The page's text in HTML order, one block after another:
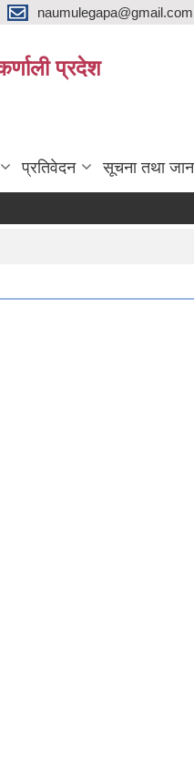
प्रदेश
प्रतिवेदन सूचना तथा